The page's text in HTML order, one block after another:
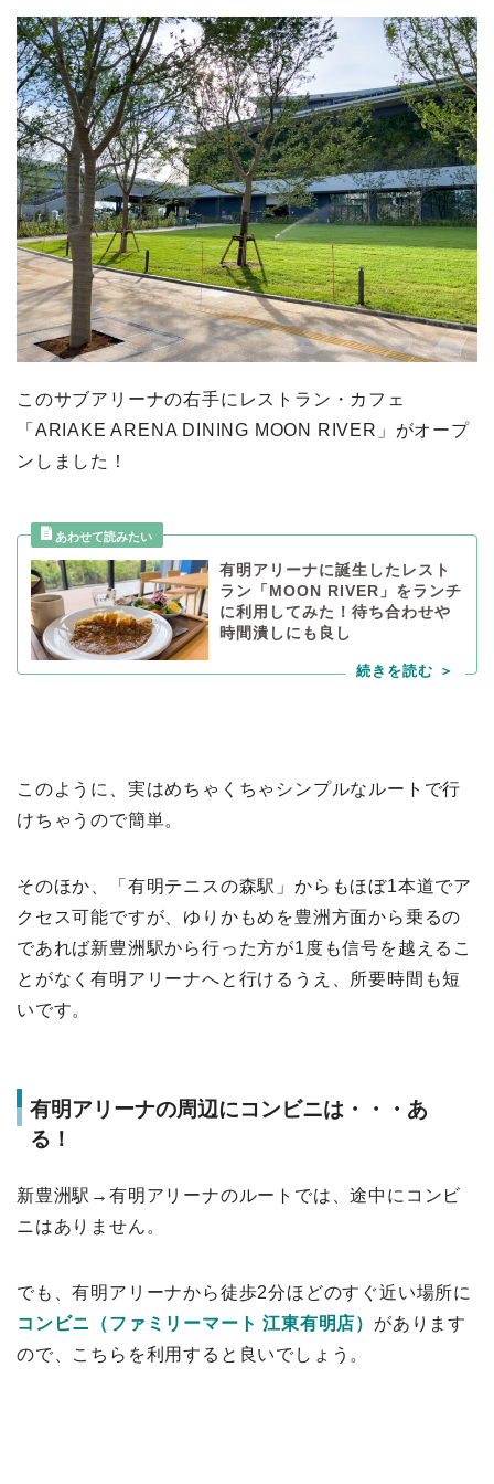
このサブアリーナの右手にレストラン・カフェ
「ARIAKE ARENA DINING MOON RIVER」がオープ
ンしました！
有明アリーナに誕生したレスト
ラン「MOON RIVER」をランチ
に利用してみた！待ち合わせや
時間潰しにも良し
このように、実はめちゃくちゃシンプルなルートで行
けちゃうので簡単。
そのほか、「有明テニスの森駅」からもほぼ1本道でア
クセス可能ですが、ゆりかもめを豊洲方面から乗るの
であれば新豊洲駅から行った方が1 度も信号を越えるこ
とがなく有明アリーナへと行けるうえ、所要時間も短
いです。
有明アリーナの周辺にコンビニは・・・あ
る！
新豊洲駅→有明アリーナのルートでは、途中にコンビ
ニはありません。
でも、有明アリーナから徒歩2分ほどのすぐ近い場所に
コンビニ（ファミリーマート 江東有明店） があります
ので、こちらを利用すると良いでしょう。